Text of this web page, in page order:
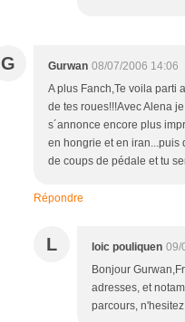
G Gurwan 08/07/2006 14:06
A plus Fanch,Te voila parti
de tes roues!!!Avec Alena
s´annonce encore plus
en hongrie et en iran...puis
de coups de pédale et tu
Répondre
L loic pouliquen 09/
Bonjour
adresses, et
parcours,